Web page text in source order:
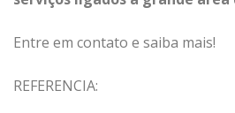
Entre em contato e saiba mais!
REFERENCIA: